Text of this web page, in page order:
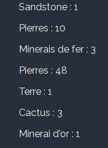
Sandstone : 1
Pierres : 10
Minerais de fer : 3
Pierres : 48
Terre : 1
Cactus : 3
Minerai d'or : 1